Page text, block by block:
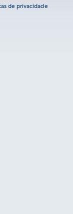
de privacidade